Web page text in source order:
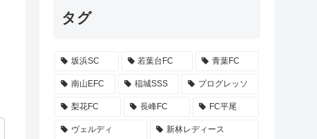
タグ
坂浜SC 若葉台FC 青葉FC
南山EFC 稲城SSS プログレッソ
梨花FC 長峰FC FC平尾
ヴェルディ 新林レディース